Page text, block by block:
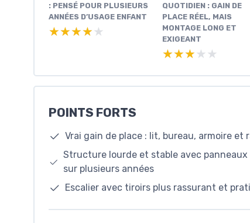
: PENSÉ POUR PLUSIEURS
ANNÉES D’USAGE ENFANT
★★★★★
★★★★★
QUOTIDIEN : GAIN DE
PLACE RÉEL, MAIS
MONTAGE LONG ET
EXIGEANT
★★★★★
★★★★★
POINTS FORTS
Vrai gain de place : lit, bureau, armoire
Structure lourde et stable avec
sur plusieurs années
Escalier avec tiroirs plus rassurant et